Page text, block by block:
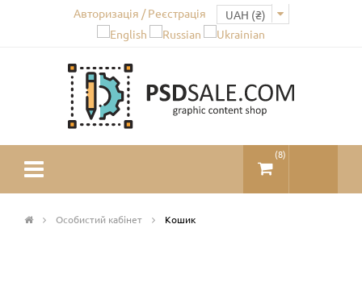
Авторизація / Реєстрація
(8)
Особистий кабінет Кошик